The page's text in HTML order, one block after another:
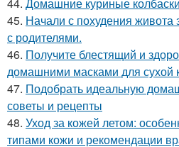
45. Начали с похудения
с родителями.
46. Получите блестящий и
домашними масками для сухой
47. Подобрать идеальную
советы и рецепты
48. Уход за кожей летом:
типами кожи и рекомендации